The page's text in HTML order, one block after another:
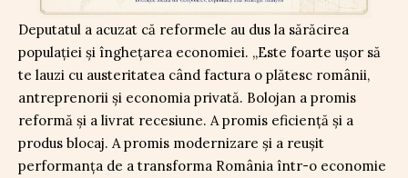
Deputatul a acuzat că reformele au dus la sărăcirea
populației și înghețarea economiei. „Este foarte ușor să
te lauzi cu austeritatea când factura o plătesc românii,
antreprenorii și economia privată. Bolojan a promis
reformă și a livrat recesiune. A promis eficiență și a
produs blocaj. A promis modernizare și a reușit
performanța de a transforma România într-o economie